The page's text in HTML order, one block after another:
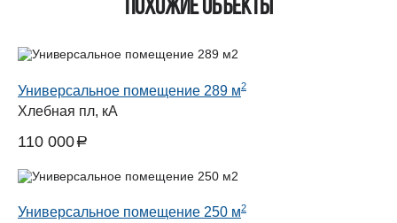
Похожие объекты
Универсальное помещение 289 м2
Хлебная пл, кА
110 000a
Универсальное помещение 250 м2